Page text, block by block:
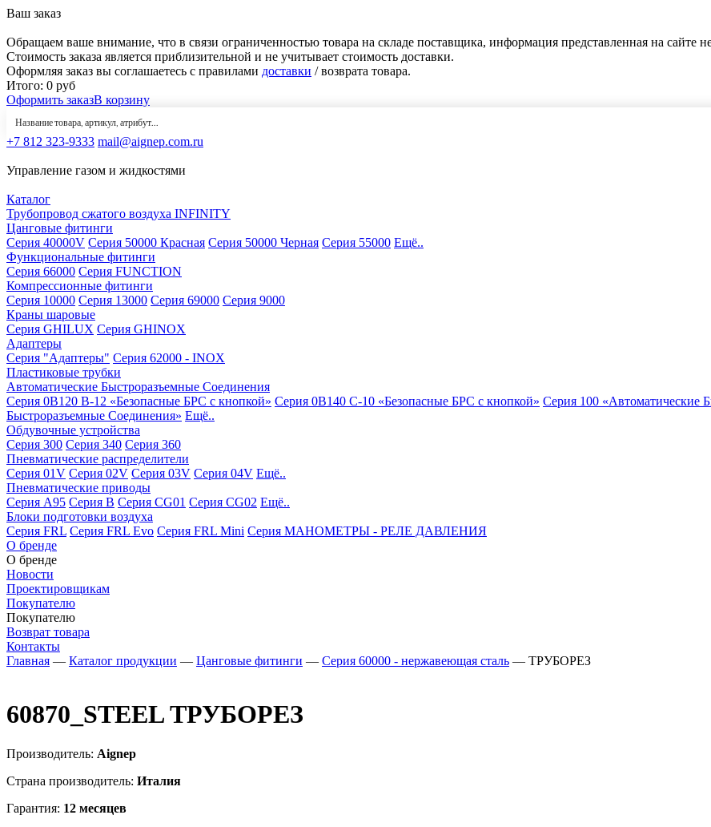
Ваш заказ
Обращаем ваше внимание, что в связи ограниченностью товара на складе поставщика, информация представленная на сайте
Стоимость заказа является приблизительной и не учитывает стоимость доставки.
Оформляя заказ вы соглашаетесь с правилами доставки / возврата товара.
Итого: 0 руб
Оформить заказВ корзину
+7 812 323-9333 mail@aignep.com.ru
Управление газом и жидкостями
Каталог
Трубопровод сжатого воздуха INFINITY
Цанговые фитинги
Серия 40000V Серия 50000 Красная Серия 50000 Черная Серия 55000 Ещё..
Функциональные фитинги
Серия 66000 Серия FUNCTION
Компрессионные фитинги
Серия 10000 Серия 13000 Серия 69000 Серия 9000
Краны шаровые
Серия GHILUX Серия GHINOX
Адаптеры
Серия "Адаптеры" Серия 62000 - INOX
Пластиковые трубки
Автоматические Быстроразъемные Соединения
Серия 0B120 B-12 «Безопасные БРС с кнопкой» Серия 0B140 C-10 «Безопасные БРС с кнопкой» Серия 100 «Автоматические
Быстроразъемные Соединения» Ещё..
Обдувочные устройства
Серия 300 Серия 340 Серия 360
Пневматические распределители
Серия 01V Серия 02V Серия 03V Серия 04V Ещё..
Пневматические приводы
Серия A95 Серия B Серия CG01 Серия CG02 Ещё..
Блоки подготовки воздуха
Серия FRL Серия FRL Evo Серия FRL Mini Серия МАНОМЕТРЫ - РЕЛЕ ДАВЛЕНИЯ
О бренде
О бренде
Новости
Проектировщикам
Покупателю
Покупателю
Возврат товара
Контакты
Главная — Каталог продукции — Цанговые фитинги — Серия 60000 - нержавеющая сталь — ТРУБОРЕЗ
60870_STEEL ТРУБОРЕЗ
Производитель: Aignep
Страна производитель: Италия
Гарантия: 12 месяцев